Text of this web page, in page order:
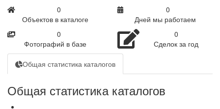
0
Объектов в каталоге
0
Дней мы работаем
0
Фотографий в базе
0
Сделок за год
Общая статистика каталогов
Общая статистика каталогов